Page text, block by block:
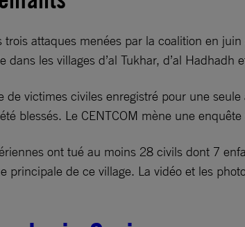
attaques menées par la coalition en
les villages d’al Tukhar, d’al Hadhadh
victimes civiles enregistré pour une
blessés. Le CENTCOM mène une
ont tué au moins 28 civils dont 7
de ce village. La vidéo et les